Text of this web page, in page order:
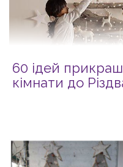
60 ідей
кімнати до